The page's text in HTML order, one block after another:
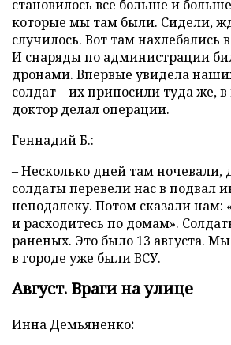
становилось все больше и
которые мы там были. Сидели,
случилось. Вот там нахлебались
И снаряды по администрации
дронами. Впервые увидела
солдат – их приносили туда же,
доктор делал операции.
Геннадий Б.:
– Несколько дней там ночевали,
солдаты перевели нас в подвал
неподалеку. Потом сказали нам:
и расходитесь по домам».
раненых. Это было 13 августа.
в городе уже были ВСУ.
Август. Враги на улице
Инна Демьяненко: